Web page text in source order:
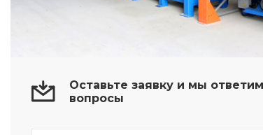
Оставьте заявку и мы
вопросы